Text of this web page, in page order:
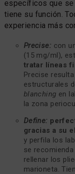
específicos que se
tiene su función.
experiencia más
Precise: con
(15 mg/ml),
tratar líneas
Precise
estructurales
blanching en
la zona
Define:
gracias a su
y perfila los
se
rellenar los
marioneta.